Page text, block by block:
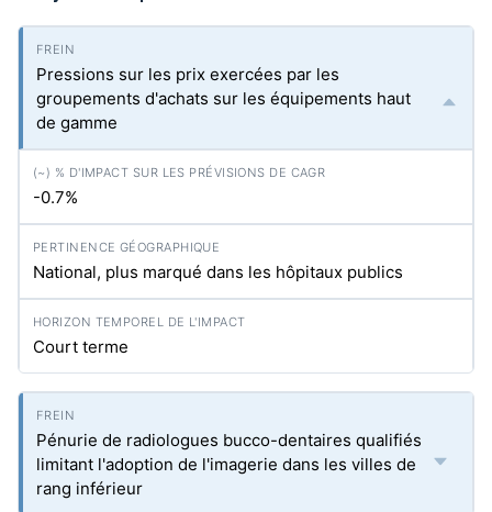
Pressions sur les prix exercées par les
groupements d'achats sur les équipements haut
de gamme
-0.7%
National, plus marqué dans les hôpitaux publics
Court terme
Pénurie de radiologues bucco-dentaires qualifiés
limitant l'adoption de l'imagerie dans les villes de
rang inférieur